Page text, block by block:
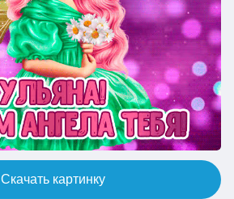
Скачать картинку